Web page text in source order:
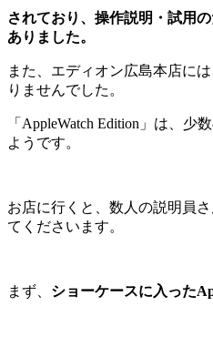
されており、操作説明・試用
ありました。
また、エディオン広島本店に
りませんでした。
「AppleWatch Edition」は、少
ようです。
お店に行くと、数人の説明員
てくださいます。
まず、 ショーケースに入った